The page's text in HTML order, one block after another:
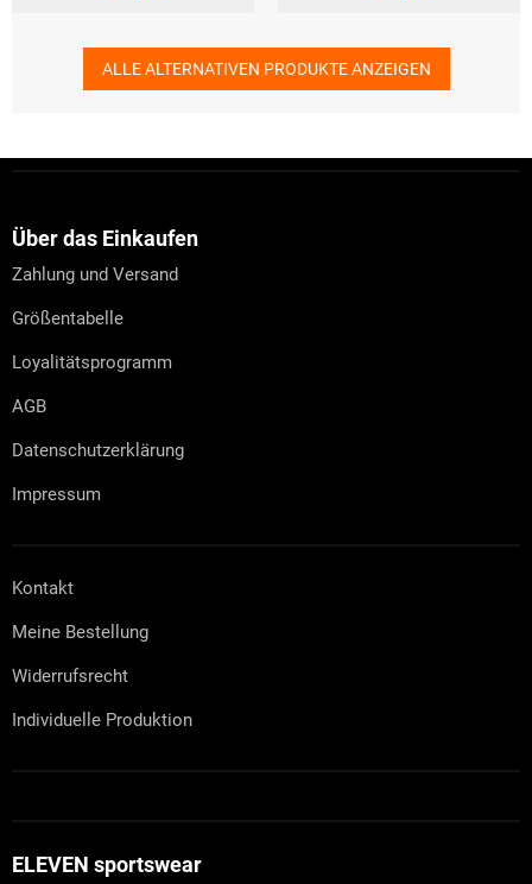
ALLE ALTERNATIVEN PRODUKTE ANZEIGEN
Über das Einkaufen
Zahlung und Versand
Größentabelle
Loyalitätsprogramm
AGB
Datenschutzerklärung
Impressum
Kontakt
Meine Bestellung
Widerrufsrecht
Individuelle Produktion
ELEVEN sportswear